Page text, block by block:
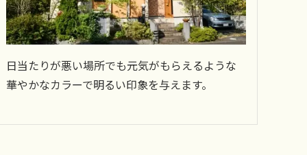
日当たりが悪い場所でも元気がもらえるような
華やかなカラーで明るい印象を与えます。